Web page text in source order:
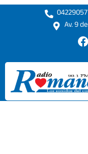
Ir
Av. 9
F